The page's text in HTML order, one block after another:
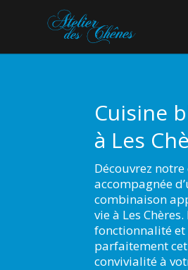
Cuisine
à Les
Découvrez
accompagnée
combinaison
vie à Les
fonctionnalité
parfaitement
convivialité à